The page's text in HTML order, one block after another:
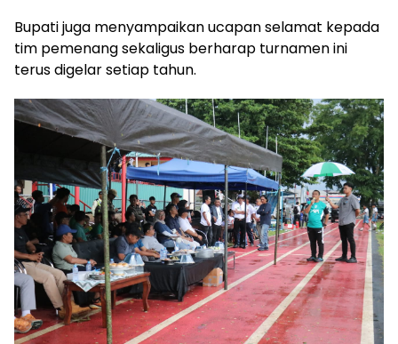
Bupati juga menyampaikan ucapan selamat kepada
tim pemenang sekaligus berharap turnamen ini
terus digelar setiap tahun.